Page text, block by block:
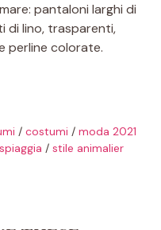
pantaloni larghi di
di lino, trasparenti,
perline colorate.
/ costumi / moda 2021
spiaggia / stile animalier